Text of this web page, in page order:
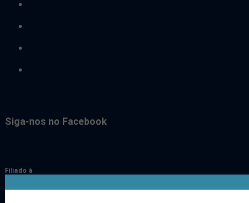
Siga-nos no Facebook
Filiado à